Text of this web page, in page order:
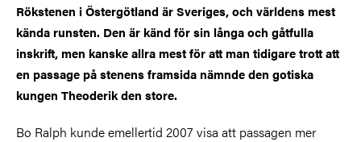
Rökstenen i Östergötland är Sveriges, och världens mest
kända runsten. Den är känd för sin långa och gåtfulla
inskrift, men kanske allra mest för att man tidigare trott att
en passage på stenens framsida nämnde den gotiska
kungen Theoderik den store.
Bo Ralph kunde emellertid 2007 visa att passagen mer